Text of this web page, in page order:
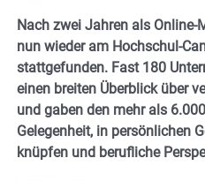
Nach zwei Jahren als Online-
nun wieder am Hochschul-
stattgefunden. Fast 180
einen breiten Überblick über
und gaben den mehr als
Gelegenheit, in persönlichen
knüpfen und berufliche